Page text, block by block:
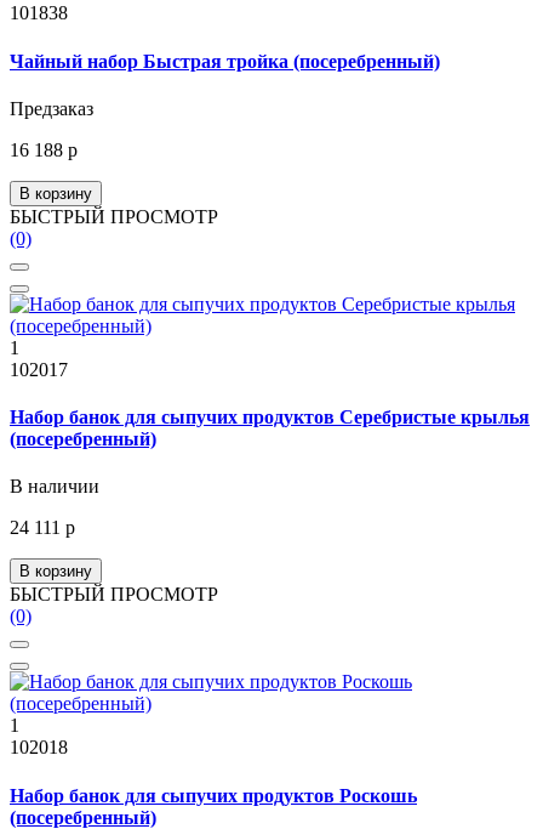
101838
Чайный набор Быстрая тройка (посеребренный)
Предзаказ
16 188 р
В корзину
БЫСТРЫЙ ПРОСМОТР
(0)
1
102017
Набор банок для сыпучих продуктов Серебристые крылья
(посеребренный)
В наличии
24 111 р
В корзину
БЫСТРЫЙ ПРОСМОТР
(0)
1
102018
Набор банок для сыпучих продуктов Роскошь
(посеребренный)